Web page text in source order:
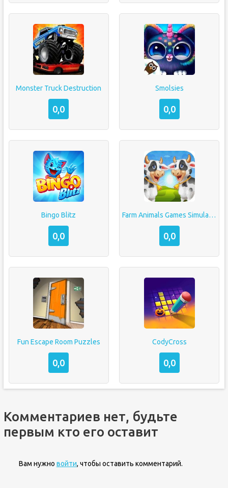
Monster Truck Destruction
0,0
Smolsies
0,0
Bingo Blitz
0,0
Farm Animals Games Simulators
0,0
Fun Escape Room Puzzles
0,0
CodyCross
0,0
Комментариев нет, будьте
первым кто его оставит
Вам нужно войти, чтобы оставить комментарий.